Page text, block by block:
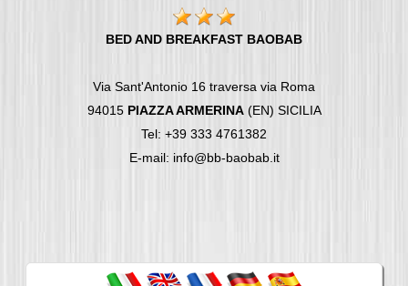
BED AND BREAKFAST BAOBAB
Via Sant'Antonio 16 traversa via Roma
94015 PIAZZA ARMERINA(EN) SICILIA
Tel: +39 333 4761382
E-mail: info@bb-baobab.it